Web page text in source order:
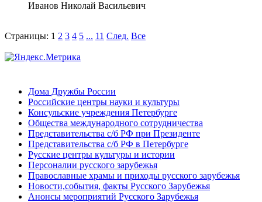
Иванов Николай Васильевич
Страницы: 1 2 3 4 5 ... 11 След. Все
Дома Дружбы России
Российские центры науки и культуры
Консульские учреждения Петербурге
Общества международного сотрудничества
Представительства с/б РФ при Президенте
Представительства с/б РФ в Петербурге
Русские центры культуры и истории
Персоналии русского зарубежья
Православные храмы и приходы русского зарубежья
Новости,события, факты Русского Зарубежья
Анонсы мероприятий Русского Зарубежья